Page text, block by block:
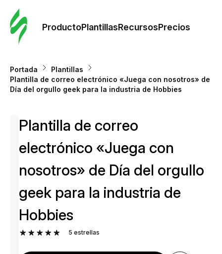
ProductoPlantillasRecursosPrecios
Portada
Plantillas
Plantilla de correo electrónico «Juega con nosotros» de
Día del orgullo geek para la industria de Hobbies
Plantilla de correo
electrónico «Juega con
nosotros» de Día del orgullo
geek para la industria de
Hobbies
5 estrellas